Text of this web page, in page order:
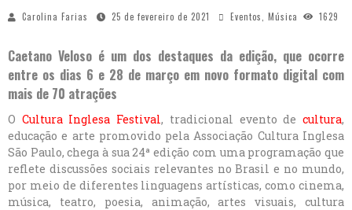
Carolina Farias 25 de fevereiro de 2021 Eventos Música 1629
Caetano Veloso é um dos destaques da edição, que ocorre
entre os dias 6 e 28 de março em novo formato digital com
mais de 70 atrações
O Cultura Inglesa Festival, tradicional evento decultura,
educação e arte promovido pela Associação Cultura Inglesa
São Paulo, chega à sua 24ª edição com uma programação que
reflete discussões sociais relevantes no Brasil e no mundo,
por meio de diferentes linguagens artísticas, como cinema,
música, teatro, poesia, animação, artes visuais, cultura